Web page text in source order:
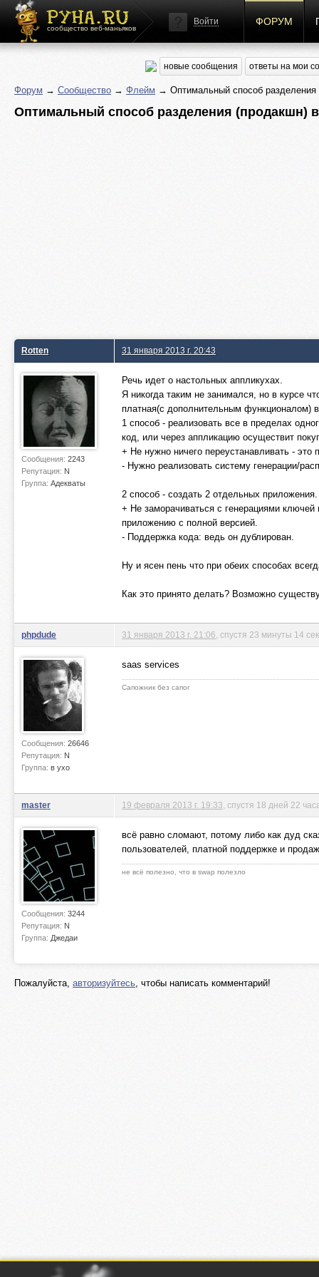
сообщество веб-маньяков
Войти ФОРУМ
новые сообщения ответы на мои
Форум → Сообщество → Флейм → Оптимальный способ
Оптимальный способ разделения (продакшн)
Rotten
Сообщения: 2243
Репутация: N
Группа: Адекваты
31 января 2013 г. 20:43
Речь идет о настольных аппликухах.
Я никогда таким не занимался, но в курсе
платная(с дополнительным функционалом)
1 способ - реализовать все в пределах
код, или через аппликацию осуществит
+ Не нужно ничего переустанавливать - это
- Нужно реализовать систему генерации/
2 способ - создать 2 отдельных приложения.
+ Не заморачиваться с генерациями
приложению с полной версией.
- Поддержка кода: ведь он дублирован.
Ну и ясен пень что при обеих способах
Как это принято делать? Возможно
phpdude
Сообщения: 26646
Репутация: N
Группа: в ухо
31 января 2013 г. 21:06 , спустя 23 минуты 14
saas services
Сапожник без сапог
master
Сообщения: 3244
Репутация: N
Группа: Джедаи
19 февраля 2013 г. 19:33 , спустя 18 дней 22
всё равно сломают, потому либо как дуд
пользователей, платной поддержке и
не всё полезно, что в swap полезло
Пожалуйста, авторизуйтесь, чтобы написать комментарий!